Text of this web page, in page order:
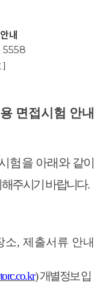
내
5558
]
면접시험 안내
험을 아래와 같이
주시기 바랍니다.
소, 제출서류 안내
)개별정보 입